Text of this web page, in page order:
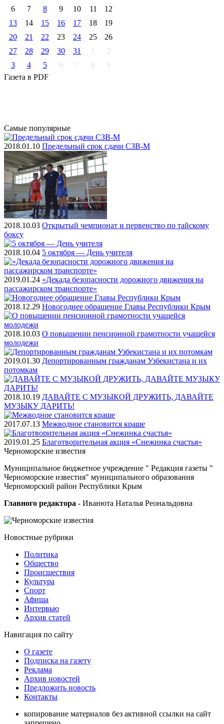
6
7 8 9 10 11
12
13
14 15 16 17 18
19
20
21 22 23 24 25
26
27
28 29 30 31 1
2
3
4 5 6 7 8
9
Газета в PDF
Самые популярные
2018.01.10 Предельный срок сдачи СЗВ-М
2018.10.03 Открытый чемпионат и первенство по тайскому
боксу
2018.10.04 5 октября — День учителя
2019.01.24 «Декада безопасности дорожного движения на
пассажирском транспорте»
2018.12.29 Новогоднее обращение Главы Республики Крым
2018.10.03 О повышении пенсионной грамотности учащейся
молодежи
2019.01.30 Депортированным гражданам Узбекистана и их
потомкам
2018.10.19 ДАВАЙТЕ С МУЗЫКОЙ ДРУЖИТЬ, ДАВАЙТЕ
МУЗЫКУ ДАРИТЬ!
2017.07.13 Межводное становится краше
2019.01.25 Благотворительная акция «Снежинка счастья»
Черноморские известия
Муниципальное бюджетное учреждение " Редакция газеты "
Черноморские известия" муниципального образования
Черноморский район Республики Крым
Главного редактора - Иванюта Наталья Реональдовна
Новостные рубрики
Политика
Общество
Проиcшествия
Культура
Спорт
Афиша
Интервью
Архив статей
Навигация по сайту
О газете
Подписка на газету
Реклама
Архив новостей
Предложить новость
Контакты
копирование материалов без активной ссылки на сайт